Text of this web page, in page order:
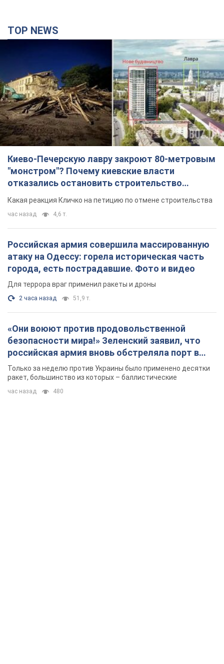
TOP NEWS
Киево-Печерскую лавру закроют 80-метровым
"монстром"? Почему киевские власти
отказались остановить строительство
небоскреба "московского верующего"
Какая реакция Кличко на петицию по отмене строительства
час назад 4,6 т.
Российская армия совершила массированную
атаку на Одессу: горела историческая часть
города, есть пострадавшие. Фото и видео
Для террора враг применил ракеты и дроны
2 часа назад 51,9 т.
«Они воюют против продовольственной
безопасности мира!» Зеленский заявил, что
российская армия вновь обстреляла порт в
Одессе
Только за неделю против Украины было применено десятки
ракет, большинство из которых – баллистические
час назад 480